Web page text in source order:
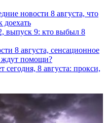
новости 8 августа, что
доехать
выпуск 9: кто выбыл 8
8 августа, сенсационное
ждут помощи?
сегодня, 8 августа: прокси,